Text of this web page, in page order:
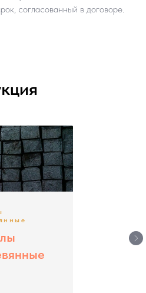
согласованный в договоре.
определения